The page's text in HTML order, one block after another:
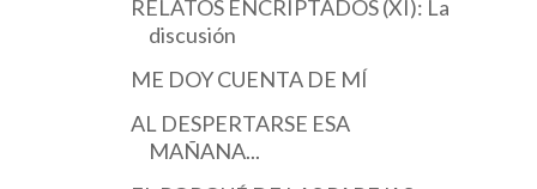
RELATOS ENCRIPTADOS (XI): La
discusión
ME DOY CUENTA DE MÍ
AL DESPERTARSE ESA
MAÑANA...